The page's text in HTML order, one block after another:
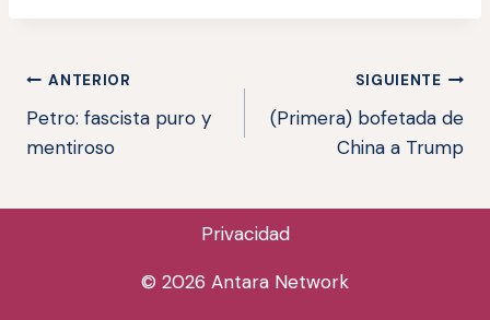
Navegación
de
ANTERIOR
Petro: fascista puro y
mentiroso
SIGUIENTE
(Primera) bofetada de
China a Trump
Privacidad
© 2026 Antara Network